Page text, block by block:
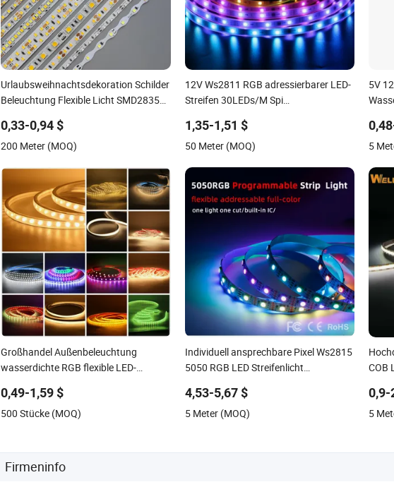
Urlaubsweihnachtsdekoration Schilder
Beleuchtung Flexible Licht SMD2835
0,33-0,94 $
200 Meter (MOQ)
12V Ws2811 RGB adressierbarer LED-
Streifen 30LEDs/M Spi
Beschilderung und
Bühnenbeleuchtung
1,35-1,51 $
50 Meter (MOQ)
5V
5
Großhandel Außenbeleuchtung
wasserdichte RGB flexible LED-
Weihnachtsdekoration
0,49-1,59 $
500 Stücke (MOQ)
Individuell ansprechbare Pixel Ws2815
5050 RGB LED Streifenlicht
Musik-Synchronisation Lauflichteffekt
LED Band für Heim TV
4,53-5,67 $
5 Meter (MOQ)
COB
0,9-
5
Firmeninfo